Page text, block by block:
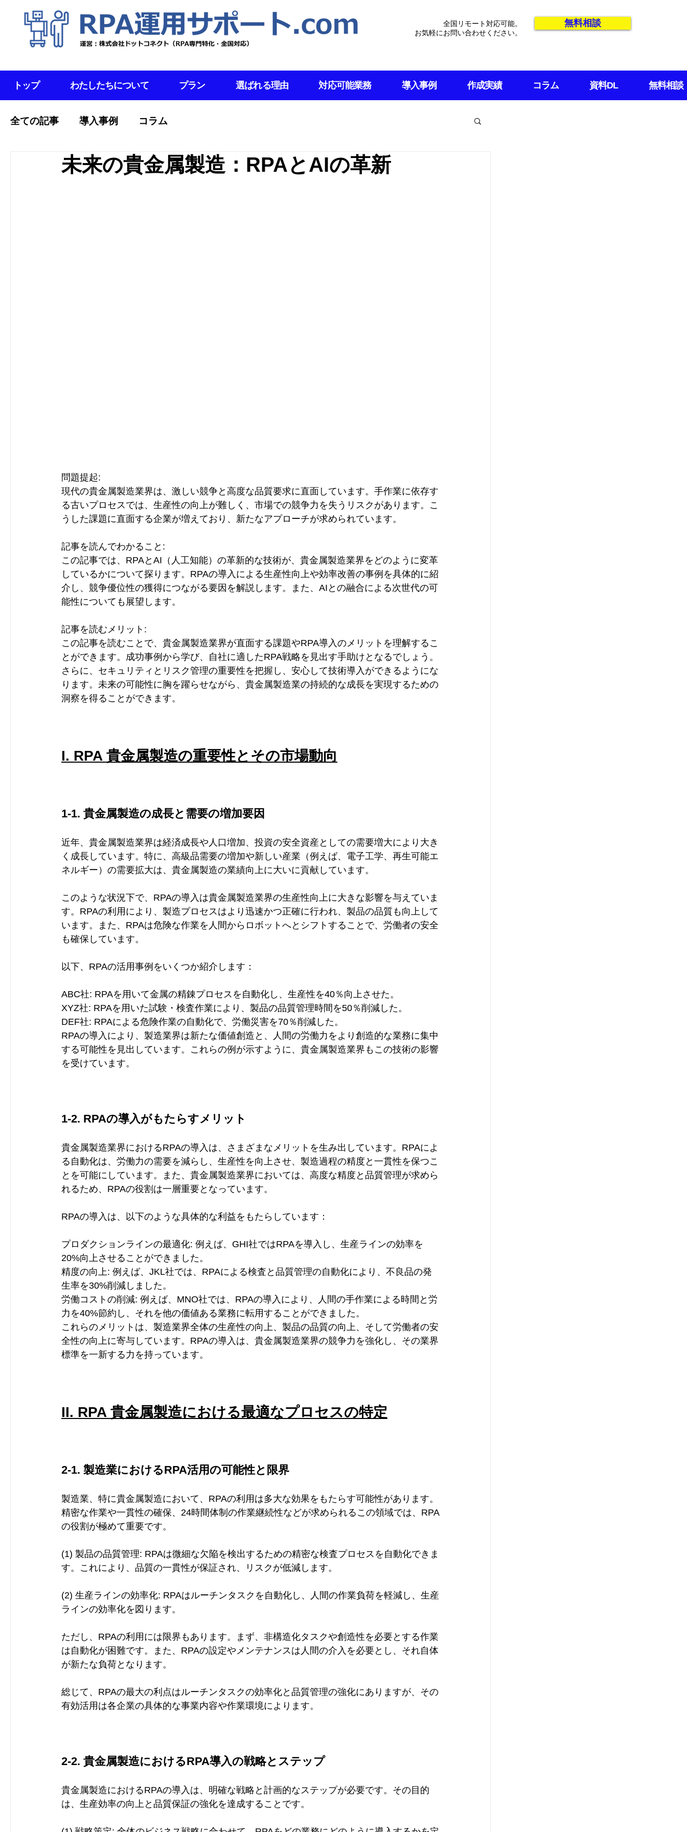
全国リモート対応可能。
お気軽にお問い合わせください。
無料相談
トップ わたしたちについて プラン 選ばれる理由 対応可能業務 導入事例 作成実績 コラム 資料DL 無料相談
全ての記事 導入事例 コラム
未来の貴金属製造：RPAとAIの革新
問題提起:
現代の貴金属製造業界は、激しい競争と高度な品質要求に直面しています。手作業に依存す
る古いプロセスでは、生産性の向上が難しく、市場での競争力を失うリスクがあります。こ
うした課題に直面する企業が増えており、新たなアプローチが求められています。
記事を読んでわかること:
この記事では、RPAとAI（人工知能）の革新的な技術が、貴金属製造業界をどのように変革
しているかについて探ります。RPAの導入による生産性向上や効率改善の事例を具体的に紹
介し、競争優位性の獲得につながる要因を解説します。また、AIとの融合による次世代の可
能性についても展望します。
記事を読むメリット:
この記事を読むことで、貴金属製造業界が直面する課題やRPA導入のメリットを理解するこ
とができます。成功事例から学び、自社に適したRPA戦略を見出す手助けとなるでしょう。
さらに、セキュリティとリスク管理の重要性を把握し、安心して技術導入ができるようにな
ります。未来の可能性に胸を躍らせながら、貴金属製造業の持続的な成長を実現するための
洞察を得ることができます。
I. RPA 貴金属製造の重要性とその市場動向
1-1. 貴金属製造の成長と需要の増加要因
近年、貴金属製造業界は経済成長や人口増加、投資の安全資産としての需要増大により大き
く成長しています。特に、高級品需要の増加や新しい産業（例えば、電子工学、再生可能エ
ネルギー）の需要拡大は、貴金属製造の業績向上に大いに貢献しています。
このような状況下で、RPAの導入は貴金属製造業界の生産性向上に大きな影響を与えていま
す。RPAの利用により、製造プロセスはより迅速かつ正確に行われ、製品の品質も向上して
います。また、RPAは危険な作業を人間からロボットへとシフトすることで、労働者の安全
も確保しています。
以下、RPAの活用事例をいくつか紹介します：
ABC社: RPAを用いて金属の精錬プロセスを自動化し、生産性を40％向上させた。
XYZ社: RPAを用いた試験・検査作業により、製品の品質管理時間を50％削減した。
DEF社: RPAによる危険作業の自動化で、労働災害を70％削減した。
RPAの導入により、製造業界は新たな価値創造と、人間の労働力をより創造的な業務に集中
する可能性を見出しています。これらの例が示すように、貴金属製造業界もこの技術の影響
を受けています。
1-2. RPAの導入がもたらすメリット
貴金属製造業界におけるRPAの導入は、さまざまなメリットを生み出しています。RPAによ
る自動化は、労働力の需要を減らし、生産性を向上させ、製造過程の精度と一貫性を保つこ
とを可能にしています。また、貴金属製造業界においては、高度な精度と品質管理が求めら
れるため、RPAの役割は一層重要となっています。
RPAの導入は、以下のような具体的な利益をもたらしています：
プロダクションラインの最適化: 例えば、GHI社ではRPAを導入し、生産ラインの効率を
20%向上させることができました。
精度の向上: 例えば、JKL社では、RPAによる検査と品質管理の自動化により、不良品の発
生率を30%削減しました。
労働コストの削減: 例えば、MNO社では、RPAの導入により、人間の手作業による時間と労
力を40%節約し、それを他の価値ある業務に転用することができました。
これらのメリットは、製造業界全体の生産性の向上、製品の品質の向上、そして労働者の安
全性の向上に寄与しています。RPAの導入は、貴金属製造業界の競争力を強化し、その業界
標準を一新する力を持っています。
II. RPA 貴金属製造における最適なプロセスの特定
2-1. 製造業におけるRPA活用の可能性と限界
製造業、特に貴金属製造において、RPAの利用は多大な効果をもたらす可能性があります。
精密な作業や一貫性の確保、24時間体制の作業継続性などが求められるこの領域では、RPA
の役割が極めて重要です。
(1) 製品の品質管理: RPAは微細な欠陥を検出するための精密な検査プロセスを自動化できま
す。これにより、品質の一貫性が保証され、リスクが低減します。
(2) 生産ラインの効率化: RPAはルーチンタスクを自動化し、人間の作業負荷を軽減し、生産
ラインの効率化を図ります。
ただし、RPAの利用には限界もあります。まず、非構造化タスクや創造性を必要とする作業
は自動化が困難です。また、RPAの設定やメンテナンスは人間の介入を必要とし、それ自体
が新たな負荷となります。
総じて、RPAの最大の利点はルーチンタスクの効率化と品質管理の強化にありますが、その
有効活用は各企業の具体的な事業内容や作業環境によります。
2-2. 貴金属製造におけるRPA導入の戦略とステップ
貴金属製造におけるRPAの導入は、明確な戦略と計画的なステップが必要です。その目的
は、生産効率の向上と品質保証の強化を達成することです。